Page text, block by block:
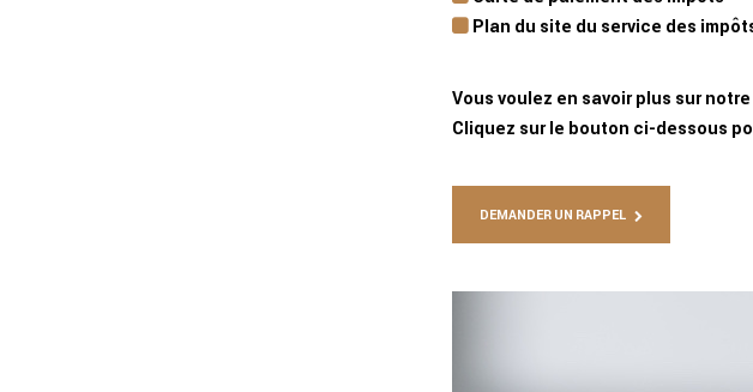
Plan du site du service des
Vous voulez en savoir plus sur
Cliquez sur le bouton ci-dessous
DEMANDER UN RAPPEL